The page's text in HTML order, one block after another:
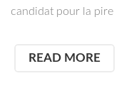
candidat pour la pire
READ MORE